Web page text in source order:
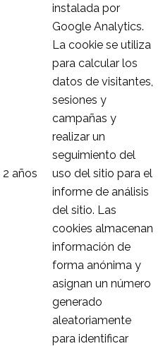
2 años
instalada por
Google Analytics.
La cookie se utiliza
para calcular los
datos de visitantes,
sesiones y
campañas y
realizar un
seguimiento del
uso del sitio para el
informe de análisis
del sitio. Las
cookies almacenan
información de
forma anónima y
asignan un número
generado
aleatoriamente
para identificar